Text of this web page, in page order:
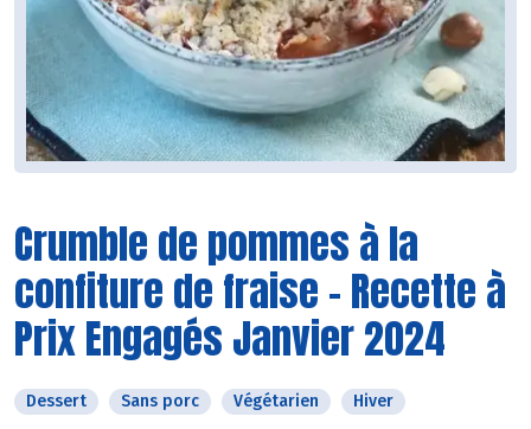
Crumble de pommes à la
confiture de fraise - Recette à
Prix Engagés Janvier 2024
Dessert Sans porc Végétarien Hiver